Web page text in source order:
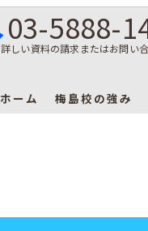
03-5888-
詳しい資料の請求またはお問い
ホーム 梅島校の強み